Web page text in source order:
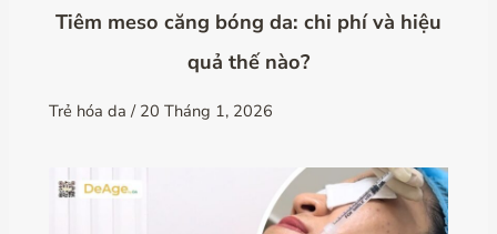
Tiêm meso căng bóng da: chi phí và hiệu
quả thế nào?
Trẻ hóa da / 20 Tháng 1, 2026